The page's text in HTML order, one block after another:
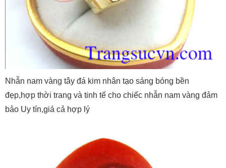
Nhẫn nam vàng tây đá kim nhân tạo sáng bóng bền
đẹp,hợp thời trang và tinh tế cho chiếc nhẫn nam vàng đảm
bảo Uy tín,giá cả hợp lý